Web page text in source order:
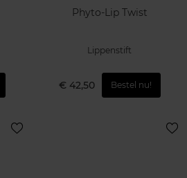
Phyto-Lip Twist
Lippenstift
€ 42,50 Bestel nu!